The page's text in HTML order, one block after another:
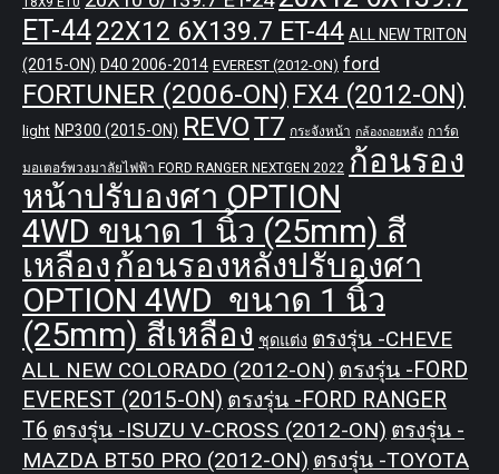
ET-4422X12 6X139.7 ET-44 ALL NEW TRITON
(2015-ON) D40 2006-2014 EVEREST (2012-ON) ford
FORTUNER (2006-ON) FX4 (2012-ON)
light NP300 (2015-ON) REVOT7 กระจังหน้า กล้องถอยหลัง การ์ด
มอเตอร์พวงมาลัยไฟฟ้า FORD RANGER NEXTGEN 2022 ก้อนรอง
หน้าปรับองศา OPTION
4WD ขนาด 1 นิ้ว (25mm) สี
เหลือง ก้อนรองหลังปรับองศา
OPTION 4WD ขนาด 1 นิ้ว
(25mm) สีเหลือง ชุดแต่ง ตรงรุ่น -CHEVE
ALL NEW COLORADO (2012-ON) ตรงรุ่น -FORD
EVEREST (2015-ON) ตรงรุ่น -FORD RANGER
T6 ตรงรุ่น -ISUZU V-CROSS (2012-ON) ตรงรุ่น -
MAZDA BT50 PRO (2012-ON) ตรงรุ่น -TOYOTA